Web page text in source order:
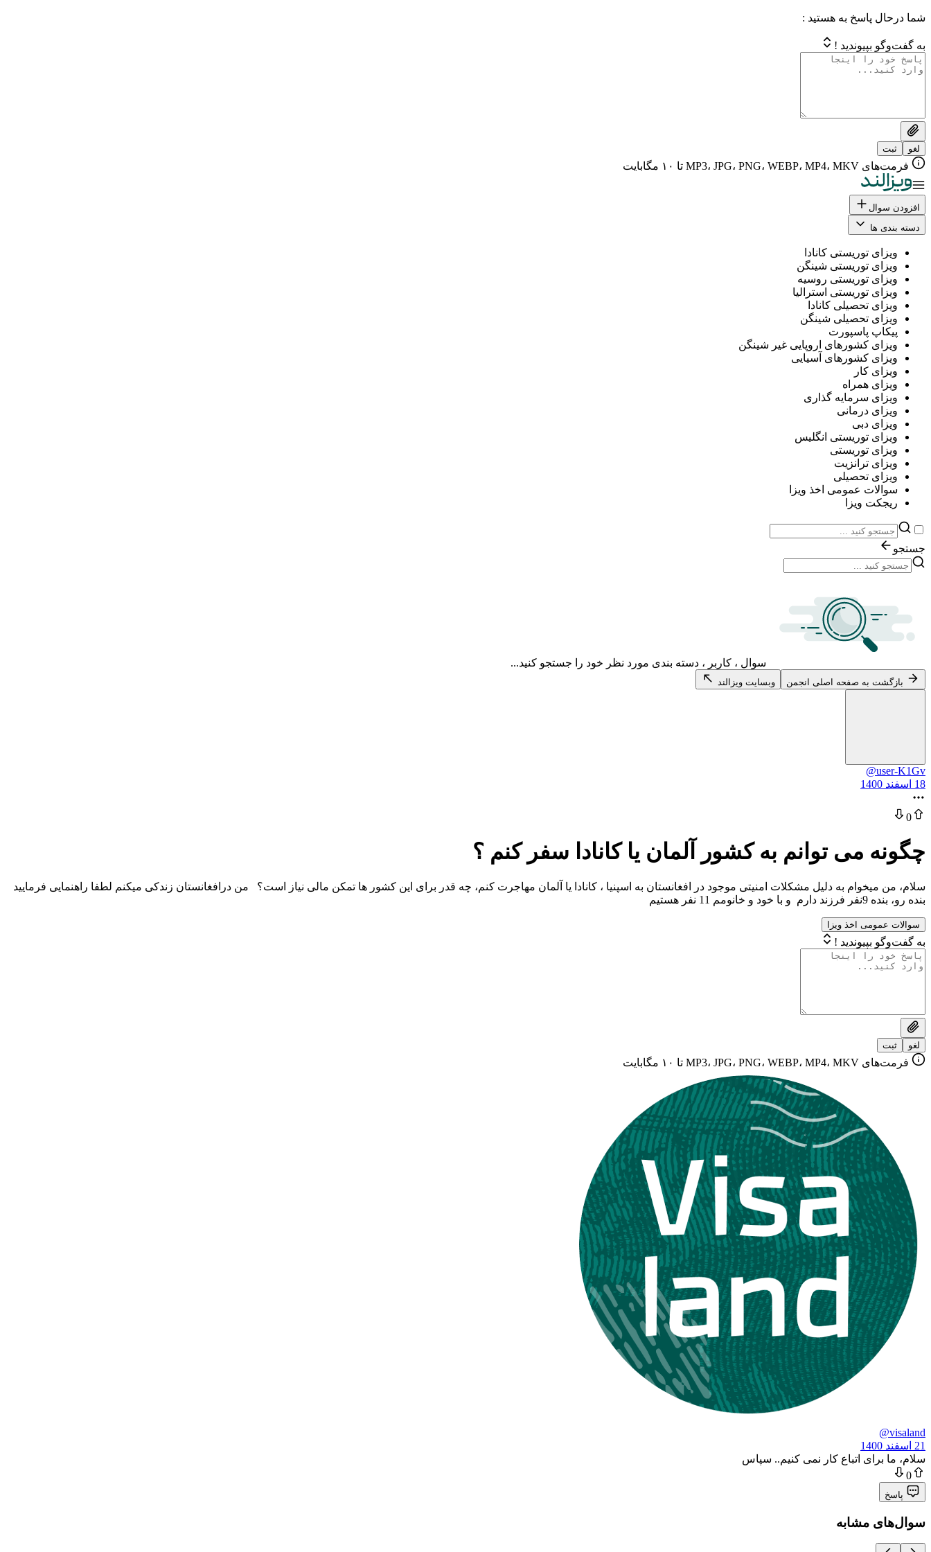
شما درحال پاسخ به هستید :
به گفت‌وگو بپیوندید !
لغو ثبت
فرمت‌های MP3، JPG، PNG، WEBP، MP4، MKV تا ۱۰ مگابایت
افزودن سوال
دسته بندی ها
ویزای توریستی کانادا
ویزای توریستی شینگن
ویزای توریستی روسیه
ویزای توریستی استرالیا
ویزای تحصیلی کانادا
ویزای تحصیلی شینگن
پیکاپ پاسپورت
ویزای کشورهای اروپایی غیر شینگن
ویزای کشورهای آسیایی
ویزای کار
ویزای همراه
ویزای سرمایه گذاری
ویزای درمانی
ویزای دبی
ویزای توریستی انگلیس
ویزای توریستی
ویزای ترانزیت
ویزای تحصیلی
سوالات عمومی اخذ ویزا
ریجکت ویزا
جستجو
سوال ، کاربر ، دسته بندی مورد نظر خود را جستجو کنید...
بازگشت به صفحه اصلی انجمن وبسایت ویزالند
@user-K1Gv
18 اسفند 1400
0
چگونه می توانم به کشور آلمان یا کانادا سفر کنم ؟
سلام، من میخوام به دلیل مشکلات امنیتی موجود در افغانستان به اسپنیا ، کانادا یا آلمان مهاجرت کنم، چه قدر برای این کشور ها تمکن مالی نیاز است؟ من درافغانستان زندکی میکنم لطفا راهنمایی فرمایید
بنده رو، بنده 9نفر فرزند دارم و با خود و خانومم 11 نفر هستیم
سوالات عمومی اخذ ویزا
به گفت‌وگو بپیوندید !
لغو ثبت
فرمت‌های MP3، JPG، PNG، WEBP، MP4، MKV تا ۱۰ مگابایت
@visaland
21 اسفند 1400
سلام، ما برای اتباع کار نمی کنیم.. سپاس
0
پاسخ
سوال‌های مشابه